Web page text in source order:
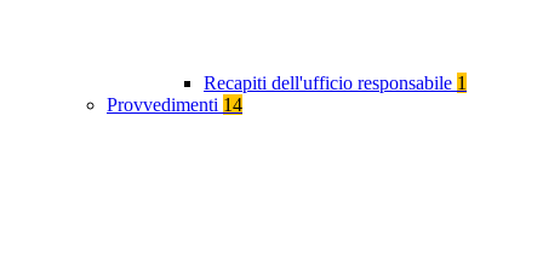
Recapiti dell'ufficio responsabile 1
Provvedimenti 14